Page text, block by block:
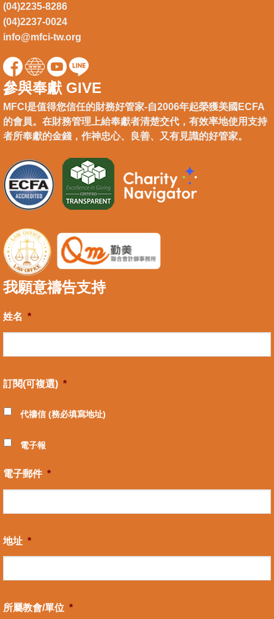
(04)2235-8286
(04)2237-0024
info@mfci-tw.org
參與奉獻 GIVE
MFCI是值得您信任的財務好管家-自2006年起榮獲美國ECFA
的會員。在財務管理上給奉獻者清楚交代，有效率地使用支持
者所奉獻的金錢，作神忠心、良善、又有見識的好管家。
我願意禱告支持
姓名 *
訂閱(可複選) *
代禱信 (務必填寫地址)
電子報
電子郵件 *
地址 *
所屬教會/單位 *